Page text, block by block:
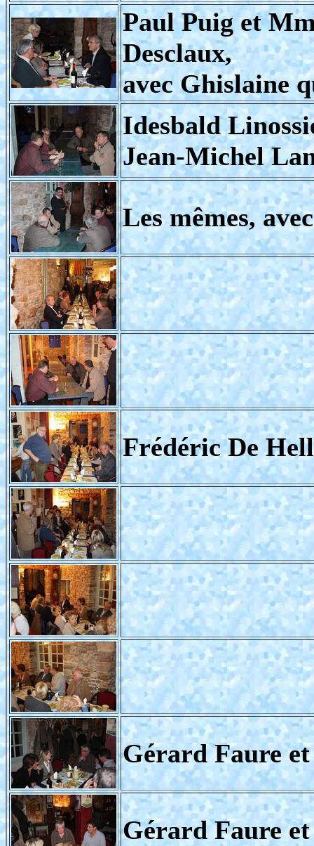
Paul Puig et
Desclaux,
avec Ghislaine
Idesbald
Jean-Michel
Les mêmes,
Frédéric De
Gérard Faure
Gérard Faure